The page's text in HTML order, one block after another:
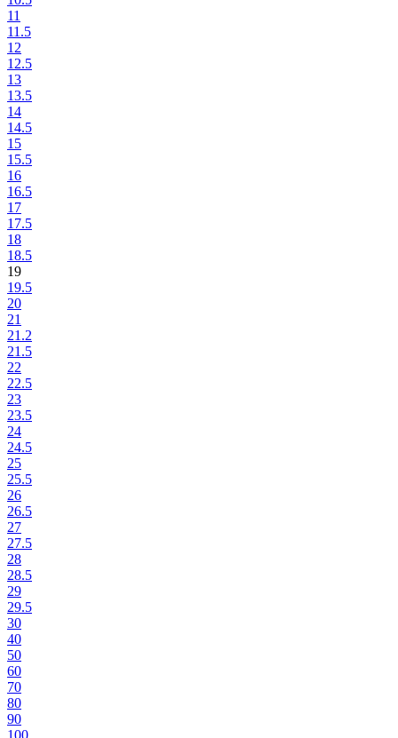
11
11.5
12
12.5
13
13.5
14
14.5
15
15.5
16
16.5
17
17.5
18
18.5
19
19.5
20
21
21.2
21.5
22
22.5
23
23.5
24
24.5
25
25.5
26
26.5
27
27.5
28
28.5
29
29.5
30
40
50
60
70
80
90
100